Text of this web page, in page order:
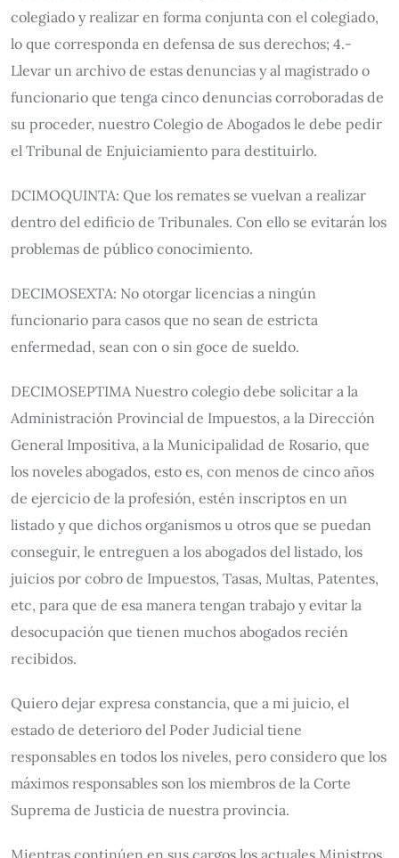
colegiado y realizar en forma conjunta con el colegiado,
lo que corresponda en defensa de sus derechos; 4.-
Llevar un archivo de estas denuncias y al magistrado o
funcionario que tenga cinco denuncias corroboradas de
su proceder, nuestro Colegio de Abogados le debe pedir
el Tribunal de Enjuiciamiento para destituirlo.
DCIMOQUINTA: Que los remates se vuelvan a realizar
dentro del edificio de Tribunales. Con ello se evitarán los
problemas de público conocimiento.
DECIMOSEXTA: No otorgar licencias a ningún
funcionario para casos que no sean de estricta
enfermedad, sean con o sin goce de sueldo.
DECIMOSEPTIMA Nuestro colegio debe solicitar a la
Administración Provincial de Impuestos, a la Dirección
General Impositiva, a la Municipalidad de Rosario, que
los noveles abogados, esto es, con menos de cinco años
de ejercicio de la profesión, estén inscriptos en un
listado y que dichos organismos u otros que se puedan
conseguir, le entreguen a los abogados del listado, los
juicios por cobro de Impuestos, Tasas, Multas, Patentes,
etc, para que de esa manera tengan trabajo y evitar la
desocupación que tienen muchos abogados recién
recibidos.
Quiero dejar expresa constancia, que a mi juicio, el
estado de deterioro del Poder Judicial tiene
responsables en todos los niveles, pero considero que los
máximos responsables son los miembros de la Corte
Suprema de Justicia de nuestra provincia.
Mientras continúen en sus cargos los actuales Ministros